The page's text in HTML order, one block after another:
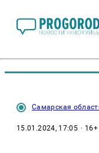
Самарская
15.01.2024, 17:05 ·